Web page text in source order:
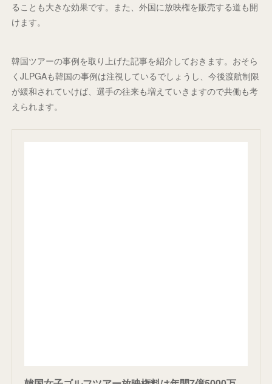
ることも大きな効果です。また、外国に放映権を販売する道も開
けます。
韓国ツアーの事例を取り上げた記事を紹介しておきます。おそら
くJLPGAも韓国の事例は注視しているでしょうし、今後渡航制限
が緩和されていけば、選手の往来も増えていきますので共働も考
えられます。